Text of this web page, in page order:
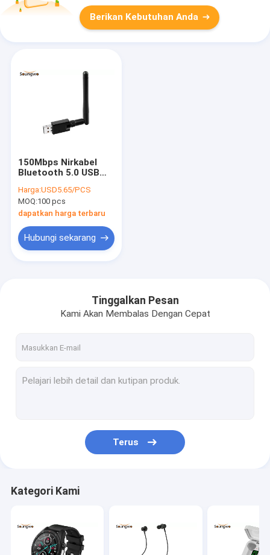
Rumah
Tentang kita
Berikan Kebutuhan Anda
150Mbps Nirkabel
Bluetooth 5.0 USB
Antena 2dBi
Harga:USD5.65/PCS
MOQ:100 pcs
dapatkan harga terbaru
Hubungi sekarang
Tinggalkan Pesan
Kami Akan Membalas Dengan Cepat
Terus
Kategori Kami